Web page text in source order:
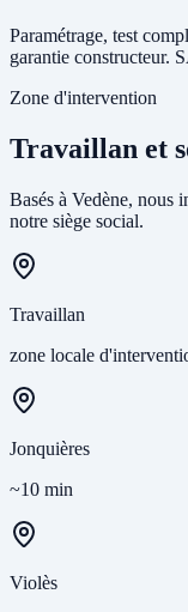
Paramétrage, test
garantie constructeur.
Zone d'intervention
Travaillan et
Basés à Vedène, nous
notre siège social.
Travaillan
zone locale
Jonquières
~10 min
Violès